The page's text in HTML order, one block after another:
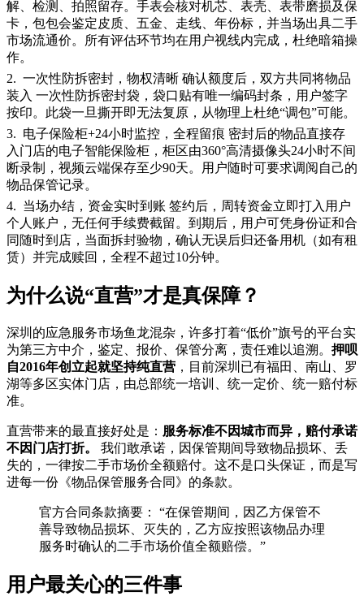
解、检测、拍照留存。手表会核对机芯、表壳、表带磨损及保
卡，包包会鉴定皮质、五金、走线、年份标，并当场出具二手
市场流通价。所有评估环节均在用户视线内完成，杜绝暗箱操
作。
2. 一次性防拆密封，物权清晰 确认额度后，双方共同将物品
装入 一次性防拆密封袋，袋口贴有唯一编码封条，用户签字
按印。此袋一旦撕开即无法复原，从物理上杜绝“调包”可能。
3. 电子保险柜+24小时监控，全程留痕 密封后的物品直接存
入门店的电子智能保险柜，柜区由360°高清摄像头24小时不间
断录制，视频云端保存至少90天。用户随时可要求调阅自己的
物品保管记录。
4. 当场办结，资金实时到账 签约后，周转资金立即打入用户
个人账户，无任何手续费截留。到期后，用户可凭身份证和合
同随时到店，当面拆封验物，确认无误后归还备用机（如有租
赁）并完成赎回，全程不超过10分钟。
为什么说“直营”才是真保障？
深圳的应急服务市场鱼龙混杂，许多打着“低价”旗号的平台实
为第三方中介，鉴定、报价、保管分离，责任难以追溯。 押呗
自2016年创立起就坚持纯直营 ，目前深圳已有福田、南山、罗
湖等多区实体门店，由总部统一培训、统一定价、统一赔付标
准。
直营带来的最直接好处是： 服务标准不因城市而异，赔付承诺
不因门店打折。
我们敢承诺，因保管期间导致物品损坏、丢
失的，一律按二手市场价全额赔付。这不是口头保证，而是写
进每一份《物品保管服务合同》的条款。
官方合同条款摘要： “在保管期间，因乙方保管不
善导致物品损坏、灭失的，乙方应按照该物品办理
服务时确认的二手市场价值全额赔偿。”
用户最关心的三件事